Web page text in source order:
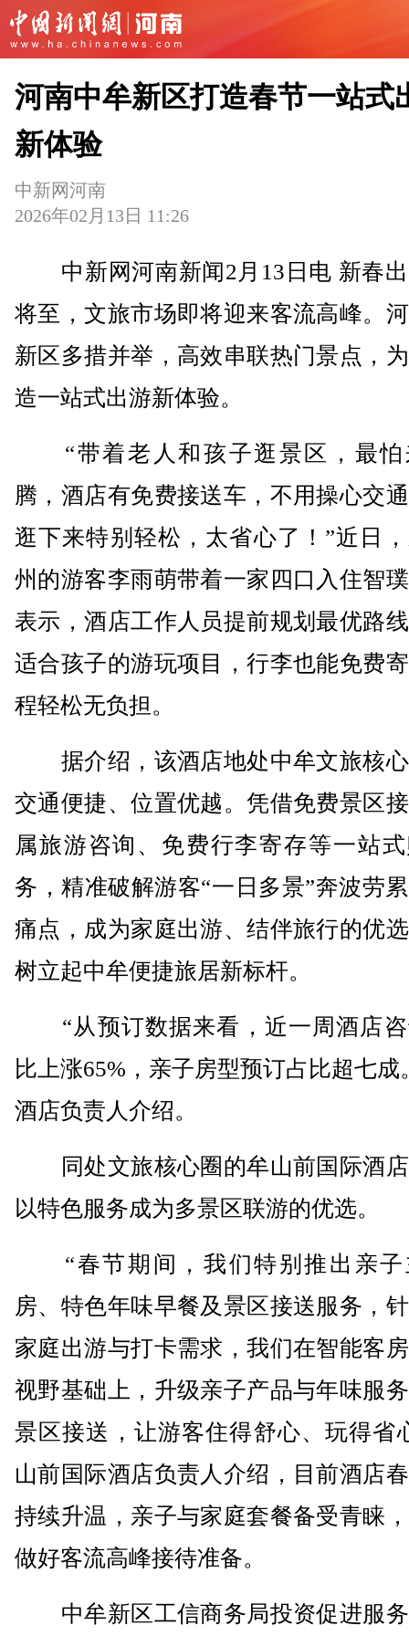
河南中牟新区打造春节一站式
新体验
中新网河南
2026年02月13日 11:26
中新网河南新闻2月13日电 新春出
将至，文旅市场即将迎来客流高峰。
新区多措并举，高效串联热门景点，
造一站式出游新体验。
“带着老人和孩子逛景区，最怕
腾，酒店有免费接送车，不用操心交
逛下来特别轻松，太省心了！”近日
州的游客李雨萌带着一家四口入住智
表示，酒店工作人员提前规划最优路
适合孩子的游玩项目，行李也能免费
程轻松无负担。
据介绍，该酒店地处中牟文旅核
交通便捷、位置优越。凭借免费景区
属旅游咨询、免费行李寄存等一站
务，精准破解游客“一日多景”奔波劳
痛点，成为家庭出游、结伴旅行的优
树立起中牟便捷旅居新标杆。
“从预订数据来看，近一周酒店咨
比上涨65%，亲子房型预订占比超七成
酒店负责人介绍。
同处文旅核心圈的牟山前国际酒
以特色服务成为多景区联游的优选。
“春节期间，我们特别推出亲子
房、特色年味早餐及景区接送服务，
家庭出游与打卡需求，我们在智能客
视野基础上，升级亲子产品与年味服
景区接送，让游客住得舒心、玩得省
山前国际酒店负责人介绍，目前酒店
持续升温，亲子与家庭套餐备受青睐
做好客流高峰接待准备。
中牟新区工信商务局投资促进服